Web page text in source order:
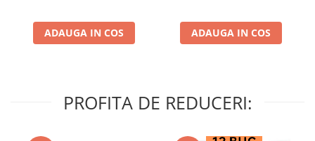
ADAUGA IN COS ADAUGA IN COS
PROFITA DE REDUCERI: